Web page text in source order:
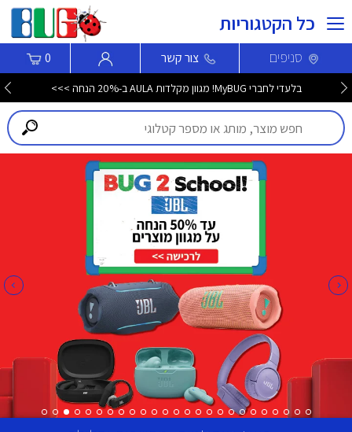
כל הקטגוריות
סניפים צור קשר 0
בלעדי לחברי MyBUG! מגוון מקלדות AULA ב-20% הנחה >>>